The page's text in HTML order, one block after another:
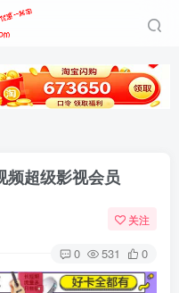
频超级影视会员
关注
0 531 0